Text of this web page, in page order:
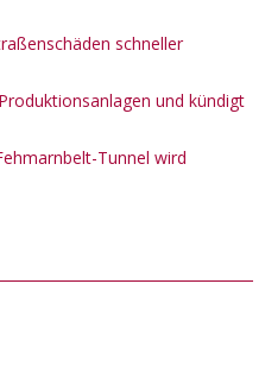
schneller
und kündigt
Tunnel wird